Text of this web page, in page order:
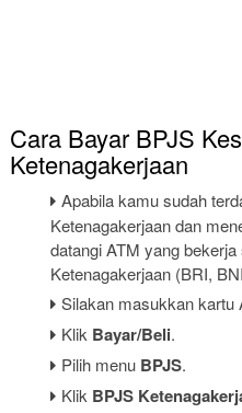
Cara Bayar BPJS
Ketenagakerjaan
Apabila kamu sudah
Ketenagakerjaan dan
datangi ATM yang
Ketenagakerjaan (BRI,
Silakan masukkan kartu
Klik Bayar/Beli.
Pilih menu BPJS.
Klik BPJS